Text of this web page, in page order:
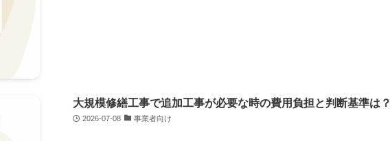
大規模修繕工事で追加工事が必要な時の費用負担と判断基準は？
2026-07-08 事業者向け